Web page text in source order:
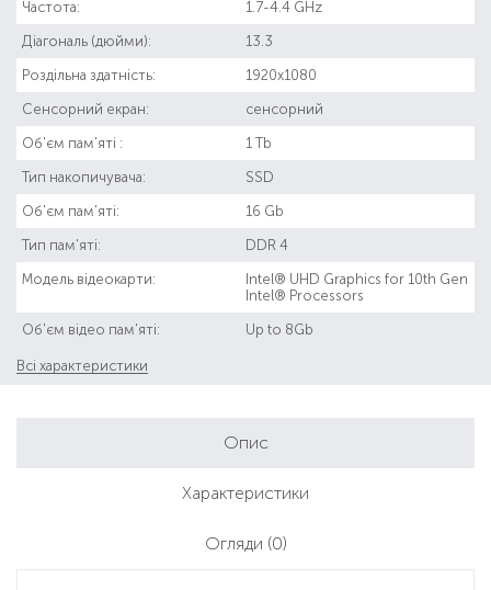
Частота: 1.7-4.4 GHz
Діагональ (дюйми): 13.3
Роздільна здатність: 1920x1080
Сенсорний екран: сенсорний
Об'єм пам'яті : 1 Tb
Тип накопичувача: SSD
Об'єм пам'яті: 16 Gb
Тип пам'яті: DDR 4
Модель відеокарти:
Intel® UHD Graphics for 10th Gen
Intel® Processors
Об'єм відео пам'яті: Up to 8Gb
Всі характеристики
Опис
Характеристики
Огляди (0)